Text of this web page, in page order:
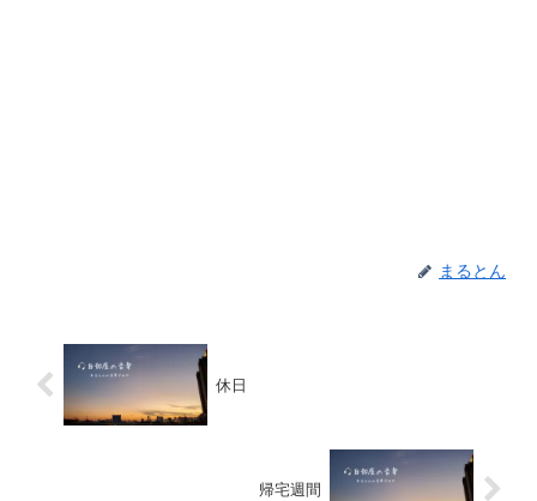
まるとん
休日
帰宅週間